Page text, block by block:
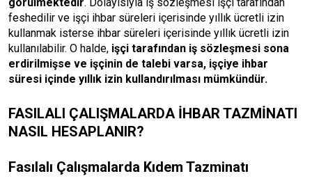
feshedilir ve işçi ihbar süreleri içerisinde yıllık ücretli izin
kullanmak isterse ihbar süreleri içerisinde yıllık ücretli izin
kullanılabilir. O halde, işçi tarafından iş sözleşmesi sona
erdirilmişse ve işçinin de talebi varsa, işçiye ihbar
süresi içinde yıllık izin kullandırılması mümkündür.
FASILALI ÇALIŞMALARDA İHBAR TAZMİNATI
NASIL HESAPLANIR?
Fasılalı Çalışmalarda Kıdem Tazminatı